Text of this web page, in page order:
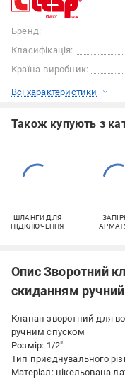
Бренд:
Класифікація:
Країна-виробник:
Всі характеристики
Також купують з
ШЛАНГИ ДЛЯ
ПІДКЛЮЧЕННЯ
Опис Зворотний
скиданням
Клапан зворотний для
ручним спуском
Розмір: 1/2"
Тип приєднувального
Матеріал: нікельована